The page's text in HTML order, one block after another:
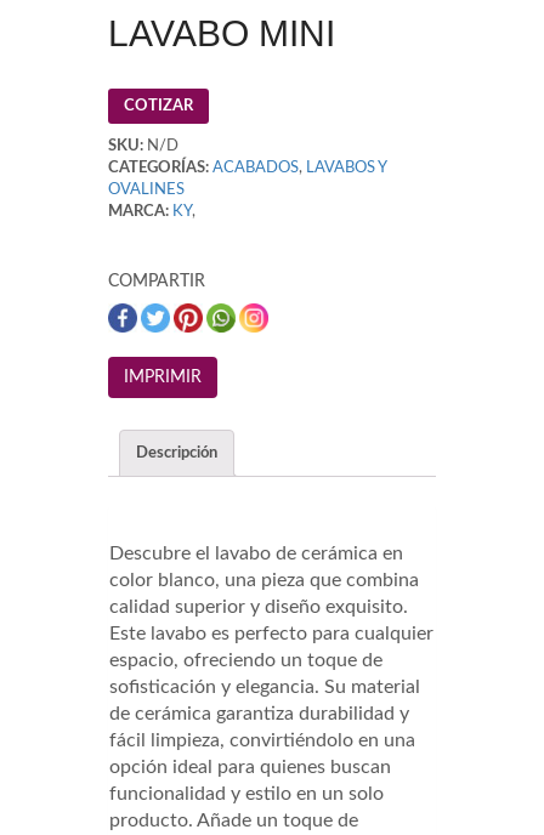
LAVABO MINI
COTIZAR
SKU: N/D
CATEGORÍAS: ACABADOS, LAVABOS Y
OVALINES
MARCA: KY,
COMPARTIR
Descripción
Descubre el lavabo de cerámica en
color blanco, una pieza que combina
calidad superior y diseño exquisito.
Este lavabo es perfecto para cualquier
espacio, ofreciendo un toque de
sofisticación y elegancia. Su material
de cerámica garantiza durabilidad y
fácil limpieza, convirtiéndolo en una
opción ideal para quienes buscan
funcionalidad y estilo en un solo
producto. Añade un toque de